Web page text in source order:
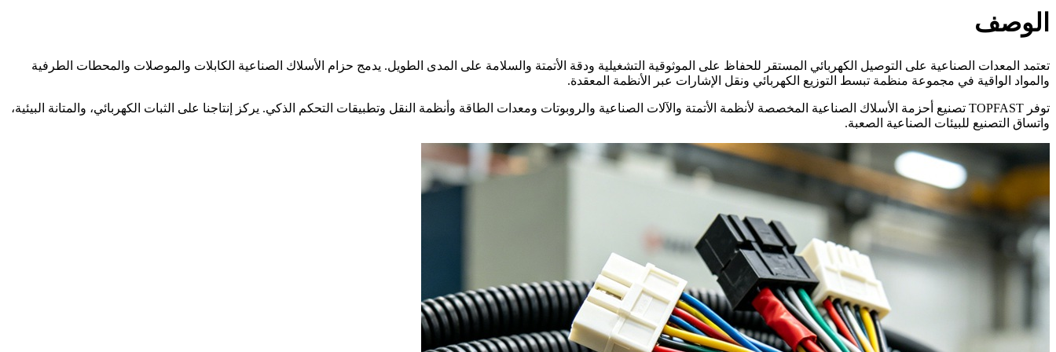
الوصف
تعتمد المعدات الصناعية على التوصيل الكهربائي المستقر للحفاظ على الموثوقية التشغيلية ودقة الأتمتة والسلامة على المدى الطويل. يدمج حزام الأسلاك الصناعية الكابلات والموصلات والمحطات الطرفية
والمواد الواقية في مجموعة منظمة تبسط التوزيع الكهربائي ونقل الإشارات عبر الأنظمة المعقدة.
توفر TOPFAST تصنيع أحزمة الأسلاك الصناعية المخصصة لأنظمة الأتمتة والآلات الصناعية والروبوتات ومعدات الطاقة وأنظمة النقل وتطبيقات التحكم الذكي. يركز إنتاجنا على الثبات الكهربائي، والمتانة البيئية،
واتساق التصنيع للبيئات الصناعية الصعبة.